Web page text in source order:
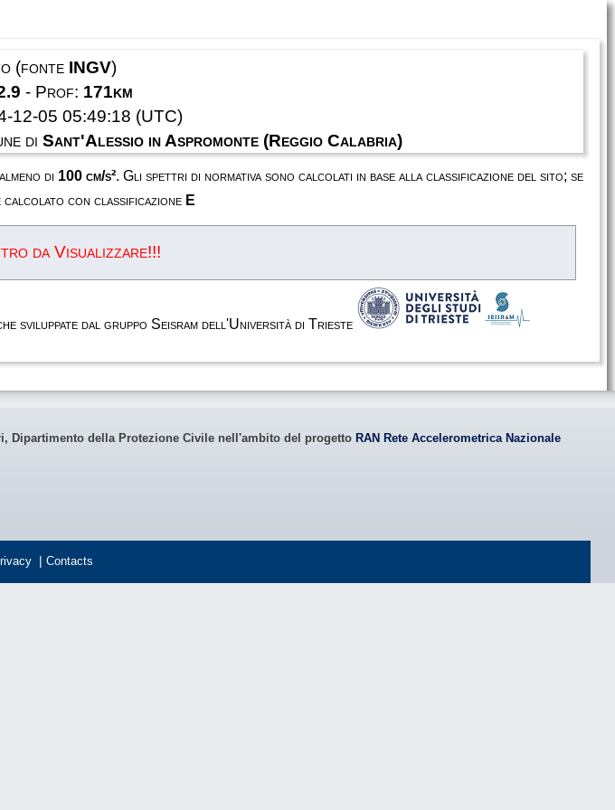
(fonte INGV)
- Prof: 171km
12-05 05:49:18 (UTC)
diSant'Alessio in Aspromonte (Reggio Calabria)
di 100 cm/s². Gli spettri di normativa sono calcolati in base alla classificazione del sito; se
calcolato con classificazione E
da Visualizzare!!!
sviluppate dal gruppo Seisram dell'Università di Trieste
Dipartimento della Protezione Civile nell'ambito del progetto RAN Rete Accelerometrica Nazionale
| Contacts